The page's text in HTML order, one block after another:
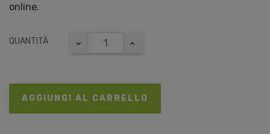
online.
QUANTITÀ
AGGIUNGI AL CARRELLO